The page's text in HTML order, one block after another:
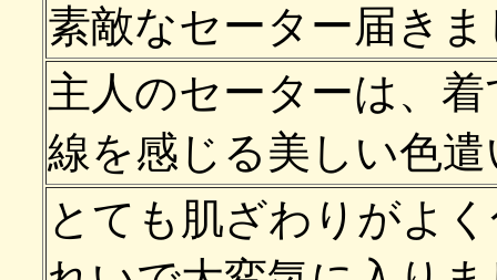
素敵なセーター届き
主人のセーターは、
線を感じる美しい色
とても肌ざわりがよ